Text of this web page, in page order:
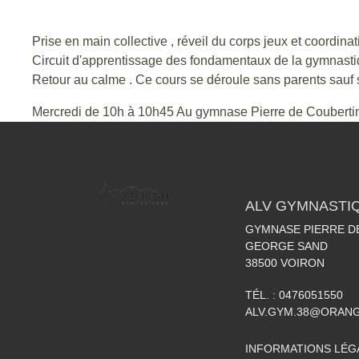
Prise en main collective , réveil du corps jeux et
Circuit d'apprentissage des fondamentaux de la
Retour au calme . Ce cours se déroule sans parents
Mercredi de 10h à 10h45 Au gymnase Pierre de
ALV
GYMNASE PIERRE
GEORGE SAND
38500 VOIRON
TÉL. :0476051550
INFORMATIONS